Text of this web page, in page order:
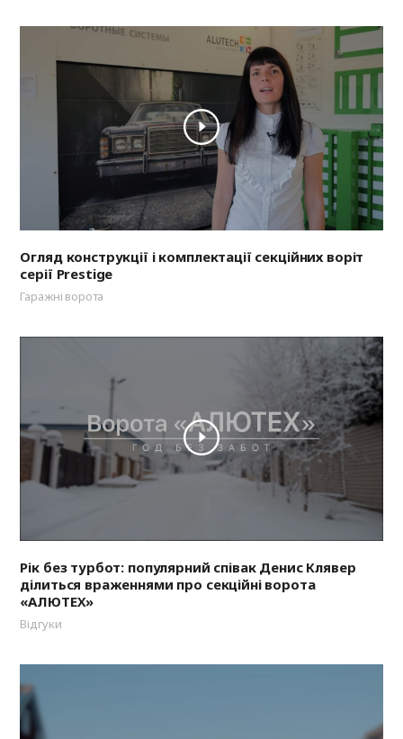
Огляд конструкції і комплектації секційних воріт
серії Prestige
Гаражні ворота
Рік без турбот: популярний співак Денис Клявер
ділиться враженнями про секційні ворота
«АЛЮТЕХ»
Відгуки